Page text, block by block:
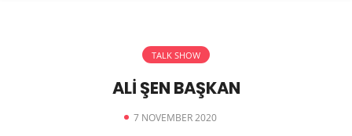
TALK SHOW
ALİ ŞEN BAŞKAN
7 NOVEMBER 2020